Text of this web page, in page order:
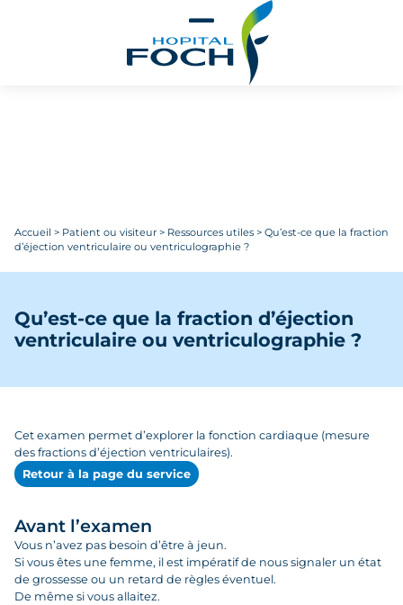
Accueil > Patient ou visiteur > Ressources utiles > Qu’est-ce que la fraction
d’éjection ventriculaire ou ventriculographie ?
Qu’est-ce que la fraction d’éjection
ventriculaire ou ventriculographie ?
Cet examen permet d’explorer la fonction cardiaque (mesure
des fractions d’éjection ventriculaires).
Retour à la page du service
Avant l’examen
Vous n’avez pas besoin d’être à jeun.
Si vous êtes une femme, il est impératif de nous signaler un état
de grossesse ou un retard de règles éventuel.
De même si vous allaitez.